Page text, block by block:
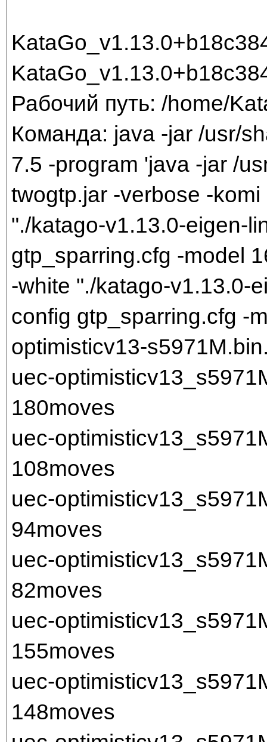
Рабочий путь: /home/
Команда: java -jar /usr/
7.5 -program 'java -jar /
twogtp.jar -verbose -
"./katago-v1.13.0-eigen-
gtp_sparring.cfg -model
-white "./katago-v1.13.0-
config gtp_sparring.cfg -
optimisticv13-
uec-
180moves
uec-
108moves
uec-
94moves
uec-
82moves
uec-
155moves
uec-
148moves